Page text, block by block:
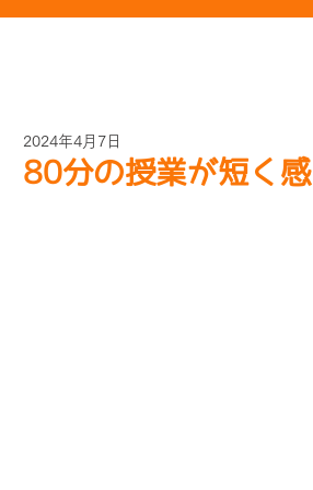
80分の授業が短く感
2024年4月7日